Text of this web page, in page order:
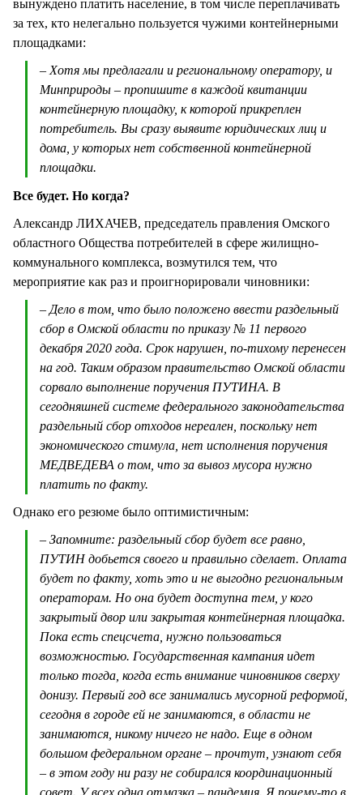
вынуждено платить население, в том числе переплачивать
за тех, кто нелегально пользуется чужими контейнерными
площадками:
– Хотя мы предлагали и региональному оператору, и
Минприроды – пропишите в каждой квитанции
контейнерную площадку, к которой прикреплен
потребитель. Вы сразу выявите юридических лиц и
дома, у которых нет собственной контейнерной
площадки.
Все будет. Но когда?
Александр ЛИХАЧЕВ, председатель правления Омского
областного Общества потребителей в сфере жилищно-
коммунального комплекса, возмутился тем, что
мероприятие как раз и проигнорировали чиновники:
– Дело в том, что было положено ввести раздельный
сбор в Омской области по приказу № 11 первого
декабря 2020 года. Срок нарушен, по-тихому перенесен
на год. Таким образом правительство Омской области
сорвало выполнение поручения ПУТИНА. В
сегодняшней системе федерального законодательства
раздельный сбор отходов нереален, поскольку нет
экономического стимула, нет исполнения поручения
МЕДВЕДЕВА о том, что за вывоз мусора нужно
платить по факту.
Однако его резюме было оптимистичным:
– Запомните: раздельный сбор будет все равно,
ПУТИН добьется своего и правильно сделает. Оплата
будет по факту, хоть это и не выгодно региональным
операторам. Но она будет доступна тем, у кого
закрытый двор или закрытая контейнерная площадка.
Пока есть спецсчета, нужно пользоваться
возможностью. Государственная кампания идет
только тогда, когда есть внимание чиновников сверху
донизу. Первый год все занимались мусорной реформой,
сегодня в городе ей не занимаются, в области не
занимаются, никому ничего не надо. Еще в одном
большом федеральном органе – прочтут, узнают себя
– в этом году ни разу не собирался координационный
совет. У всех одна отмазка – пандемия. Я почему-то в